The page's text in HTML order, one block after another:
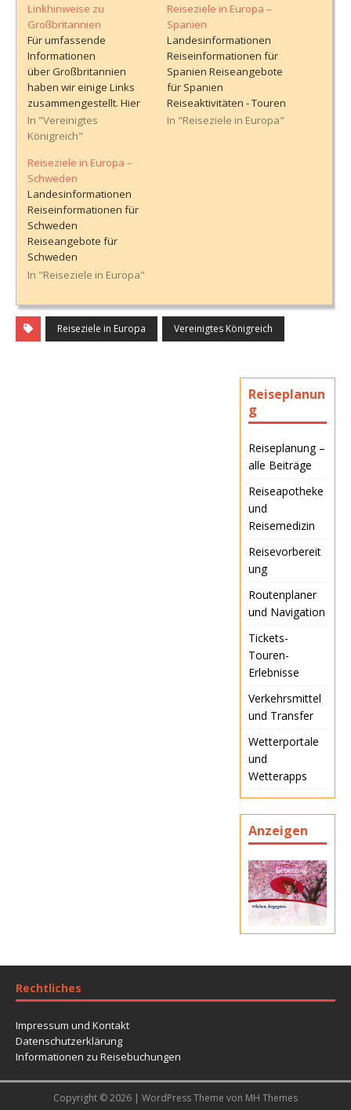
Linkhinweise zu
Großbritannien
Für umfassende
Informationen
über Großbritannien
haben wir einige Links
zusammengestellt. Hier
finden sich nützliche
Hinweise zu den
Einreisevoraussetzunge
n und anderen wichtigen
reisebezogenen
Informationen. Die Seiten
bietet einen detaillierten
Überblick über die
aktuellen Anforderungen
und notwendigen
reibungslose Einreise.
Des Weiteren gibt es
Wissenswertes über die
In "Vereinigtes
Königreich"
Reiseziele in Europa –
Spanien
Landesinformationen
Reiseinformationen für
Spanien Reiseangebote
für Spanien
Reiseaktivitäten - Touren
und Ausflüge
In "Reiseziele in Europa"
Reiseziele in Europa –
Schweden
Landesinformationen
Reiseinformationen für
Schweden
Reiseangebote für
Schweden
Reiseaktivitäten - Touren
In "Reiseziele in Europa"
Reiseziele in Europa Vereinigtes Königreich
Reiseplanun
g
Reiseplanung –
alle Beiträge
Reiseapotheke
und
Reisemedizin
Reisevorbereit
ung
Routenplaner
und Navigation
Tickets-
Touren-
Erlebnisse
Verkehrsmittel
und Transfer
Wetterportale
und
Wetterapps
Anzeigen
Rechtliches
Impressum und Kontakt
Datenschutzerklärung
Informationen zu Reisebuchungen
Copyright © 2026 | WordPress Theme von MH Themes